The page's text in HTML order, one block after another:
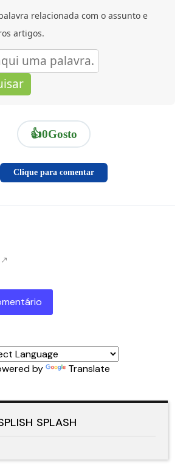
relacionada com o assunto e
artigos.
👍0Gosto
Clique para comentar
by Translate
SPLASH